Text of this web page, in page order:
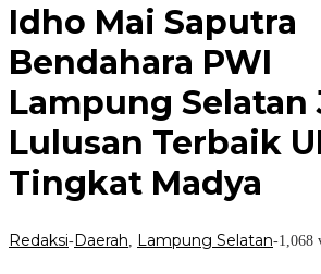
Idho Mai Saputra
Bendahara PWI
Lampung Selatan
Lulusan Terbaik
Tingkat Madya
Redaksi-Daerah Lampung Selatan-1,068